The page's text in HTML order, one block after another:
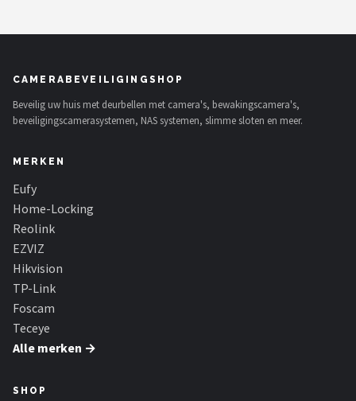
CAMERABEVEILIGINGSHOP
Beveilig uw huis met deurbellen met camera's, bewakingscamera's,
beveiligingscamerasystemen, NAS systemen, slimme sloten en meer.
MERKEN
Eufy
Home-Locking
Reolink
EZVIZ
Hikvision
TP-Link
Foscam
Teceye
Alle merken →
SHOP